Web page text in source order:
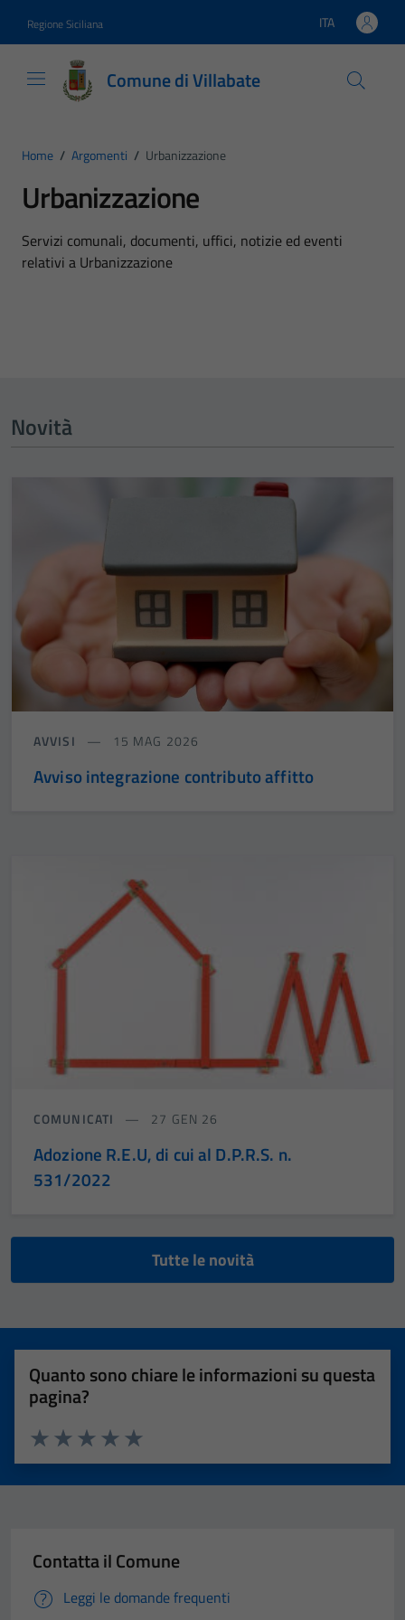
Regione Siciliana Lingua attiva:
ITA
Comune di Villabate
Home / Argomenti / Urbanizzazione
Urbanizzazione
Dettagli dell'argomento
Servizi comunali, documenti, uffici, notizie ed eventi
relativi a Urbanizzazione
Novità
AVVISI 15 MAG 2026
Avviso integrazione contributo affitto
COMUNICATI 27 GEN 26
Adozione R.E.U, di cui al D.P.R.S. n.
531/2022
Tutte le novità
Quanto sono chiare le informazioni su questa
pagina?
Valuta 5 stelle su 5
Valuta 4 stelle su 5
Valuta 3 stelle su 5
Valuta 2 stelle su 5
Valuta 1 stelle su 5
Contatta il Comune
Leggi le domande frequenti